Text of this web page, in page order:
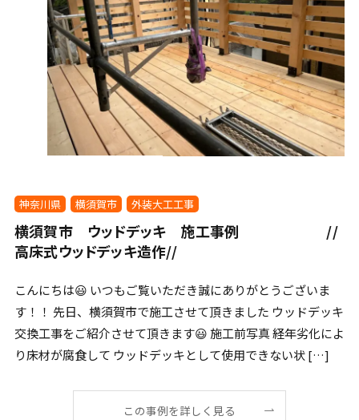
神奈川県 横須賀市 外装大工工事
横須賀市 ウッドデッキ 施工事例 //
高床式ウッドデッキ造作//
こんにちは😃 いつもご覧いただき誠にありがとうございま
す！！ 先日、横須賀市で施工させて頂きました ウッドデッキ
交換工事をご紹介させて頂きます😃 施工前写真 経年劣化によ
り床材が腐食して ウッドデッキとして使用できない状 […]
この事例を詳しく見る